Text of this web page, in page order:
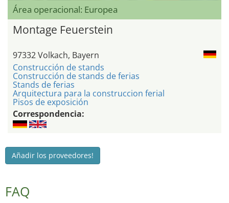
Área operacional: Europea
Montage Feuerstein
97332 Volkach, Bayern
Construcción de stands
Construcción de stands de ferias
Stands de ferias
Arquitectura para la construccion ferial
Pisos de exposición
Correspondencia:
Añadir los proveedores!
FAQ